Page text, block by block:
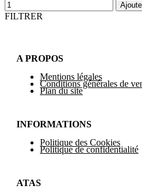
FILTRER
A PROPOS
Mentions légales
Conditions générales de
Plan du site
INFORMATIONS
Politique des Cookies
Politique de confidentialité
ATAS